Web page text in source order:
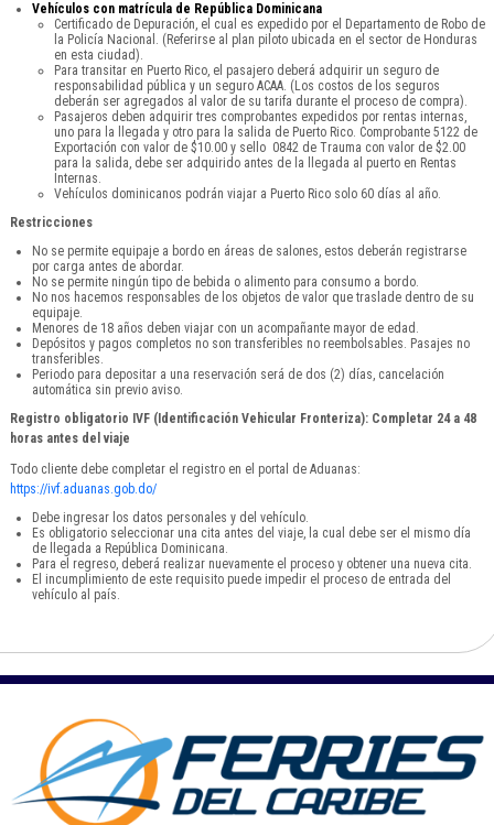
Vehículos con matrícula de República Dominicana
Certificado de Depuración, el cual es expedido por el Departamento de Robo de
la Policía Nacional. (Referirse al plan piloto ubicada en el sector de Honduras
en esta ciudad).
Para transitar en Puerto Rico, el pasajero deberá adquirir un seguro de
responsabilidad pública y un seguro ACAA. (Los costos de los seguros
deberán ser agregados al valor de su tarifa durante el proceso de compra).
Pasajeros deben adquirir tres comprobantes expedidos por rentas internas,
uno para la llegada y otro para la salida de Puerto Rico. Comprobante 5122 de
Exportación con valor de $10.00 y sello 0842 de Trauma con valor de $2.00
para la salida, debe ser adquirido antes de la llegada al puerto en Rentas
Internas.
Vehículos dominicanos podrán viajar a Puerto Rico solo 60 días al año.
Restricciones
No se permite equipaje a bordo en áreas de salones, estos deberán registrarse
por carga antes de abordar.
No se permite ningún tipo de bebida o alimento para consumo a bordo.
No nos hacemos responsables de los objetos de valor que traslade dentro de su
equipaje.
Menores de 18 años deben viajar con un acompañante mayor de edad.
Depósitos y pagos completos no son transferibles no reembolsables. Pasajes no
transferibles.
Periodo para depositar a una reservación será de dos (2) días, cancelación
automática sin previo aviso.
Registro obligatorio IVF (Identificación Vehicular Fronteriza): Completar 24 a 48
horas antes del viaje
Todo cliente debe completar el registro en el portal de Aduanas:
https://ivf.aduanas.gob.do/
Debe ingresar los datos personales y del vehículo.
Es obligatorio seleccionar una cita antes del viaje, la cual debe ser el mismo día
de llegada a República Dominicana.
Para el regreso, deberá realizar nuevamente el proceso y obtener una nueva cita.
El incumplimiento de este requisito puede impedir el proceso de entrada del
vehículo al país.